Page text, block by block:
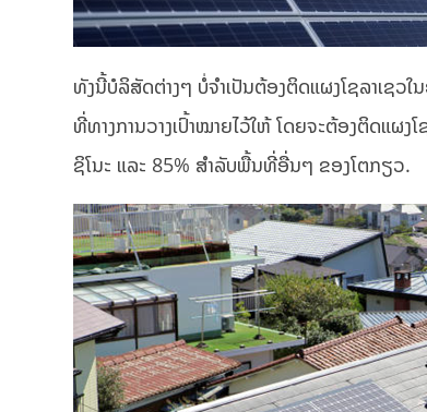
ທັງນີ້ບໍລິສັດຕ່າງໆ ບໍ່ຈຳເປັນຕ້ອງຕິດແຜງໂຊລາເຊວ
ທີ່ທາງການວາງເປົ້າໝາຍໄວ້ໃຫ້ ໂດຍຈະຕ້ອງຕິດແຜ
ຊິໂນະ ແລະ 85% ສຳລັບພື້ນທີ່ອື່ນໆ ຂອງໂຕກຽວ.